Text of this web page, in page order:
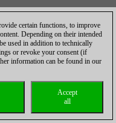
certain functions, to improve
Depending on their intended
used in addition to technically
or revoke your consent (if
information can be found in our
Accept
all